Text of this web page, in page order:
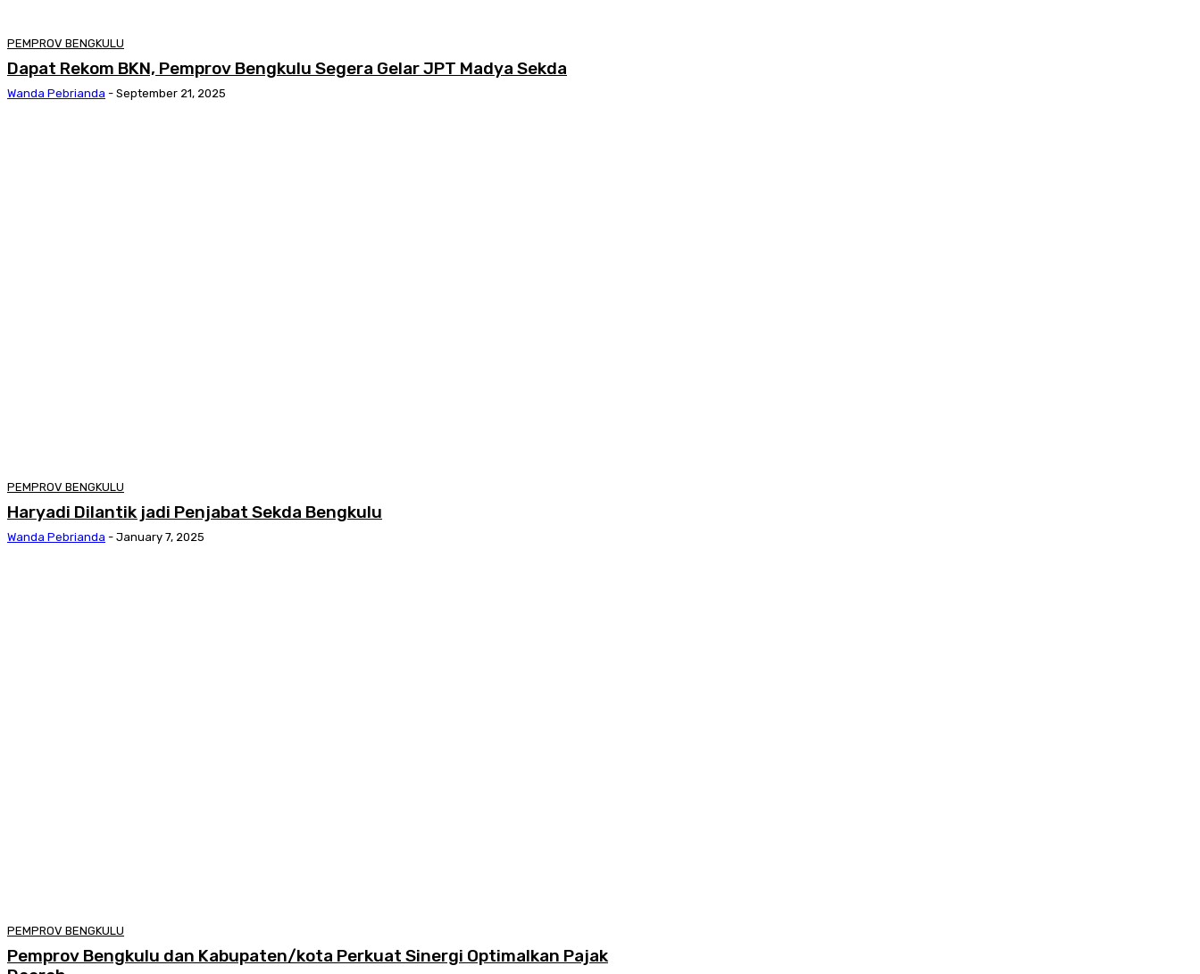
PEMPROV BENGKULU
Dapat Rekom BKN, Pemprov Bengkulu Segera Gelar JPT Madya Sekda
Wanda Pebrianda - September 21, 2025
PEMPROV BENGKULU
Haryadi Dilantik jadi Penjabat Sekda Bengkulu
Wanda Pebrianda - January 7, 2025
PEMPROV BENGKULU
Pemprov Bengkulu dan Kabupaten/kota Perkuat Sinergi Optimalkan Pajak